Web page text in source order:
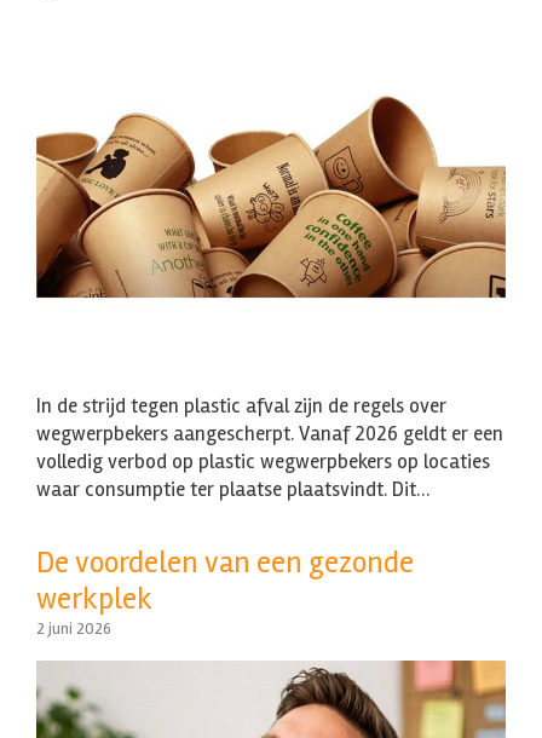
In de strijd tegen plastic afval zijn de regels over
wegwerpbekers aangescherpt. Vanaf 2026 geldt er een
volledig verbod op plastic wegwerpbekers op locaties
waar consumptie ter plaatse plaatsvindt. Dit…
De voordelen van een gezonde
werkplek
2 juni 2026